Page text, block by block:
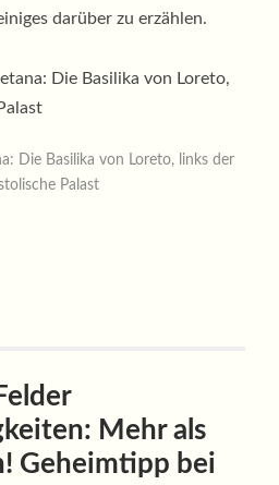
darüber zu erzählen.
Die Basilika von Loreto, links der
Palast
Mehr als
Geheimtipp bei